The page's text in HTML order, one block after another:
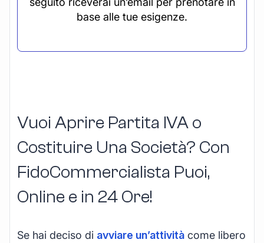
base alle tue esigenze.
Vuoi Aprire Partita IVA o
Costituire Una Società? Con
FidoCommercialista Puoi,
Online e in 24 Ore!
Se hai deciso di avviare un’attività come libero